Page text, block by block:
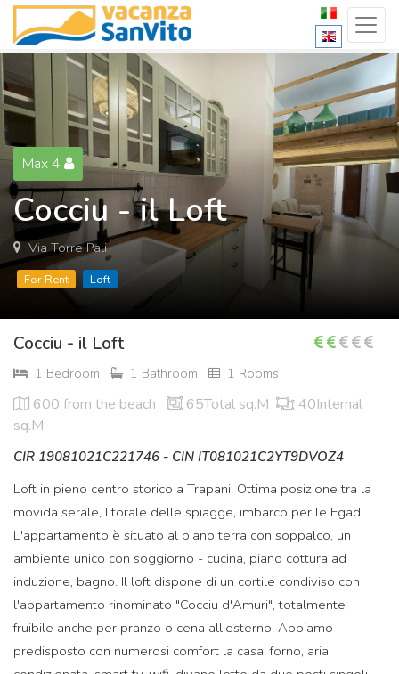
Max 4
Cocciu - il Loft
Via Torre Pali
For Rent Loft
Cocciu - il Loft
1 Bedroom 1 Bathroom 1 Rooms
600 from the beach 65Total sq.M
40Internal
sq.M
CIR 19081021C221746 - CIN IT081021C2YT9DVOZ4
Loft in pieno centro storico a Trapani. Ottima posizione tra la
movida serale, litorale delle spiagge, imbarco per le Egadi.
L'appartamento è situato al piano terra con soppalco, un
ambiente unico con soggiorno - cucina, piano cottura ad
induzione, bagno. Il loft dispone di un cortile condiviso con
l'appartamento rinominato "Cocciu d'Amuri", totalmente
fruibile anche per pranzo o cena all'esterno. Abbiamo
predisposto con numerosi comfort la casa: forno, aria